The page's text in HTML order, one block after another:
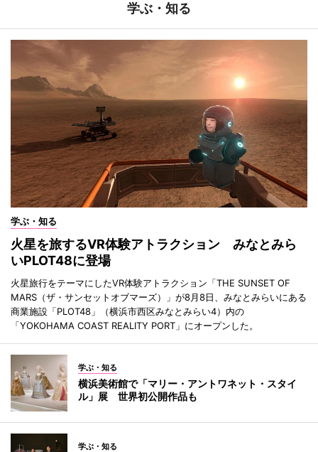
学ぶ・知る
学ぶ・知る
火星を旅するVR体験アトラクション みなとみら
いPLOT48に登場
火星旅行をテーマにしたVR体験アトラクション「THE SUNSET OF
MARS（ザ・サンセットオブマーズ）」が8月8日、みなとみらいにある
商業施設「PLOT48」（横浜市西区みなとみらい4）内の
「YOKOHAMA COAST REALITY PORT」にオープンした。
学ぶ・知る
横浜美術館で「マリー・アントワネット・スタイ
ル」展 世界初公開作品も
学ぶ・知る